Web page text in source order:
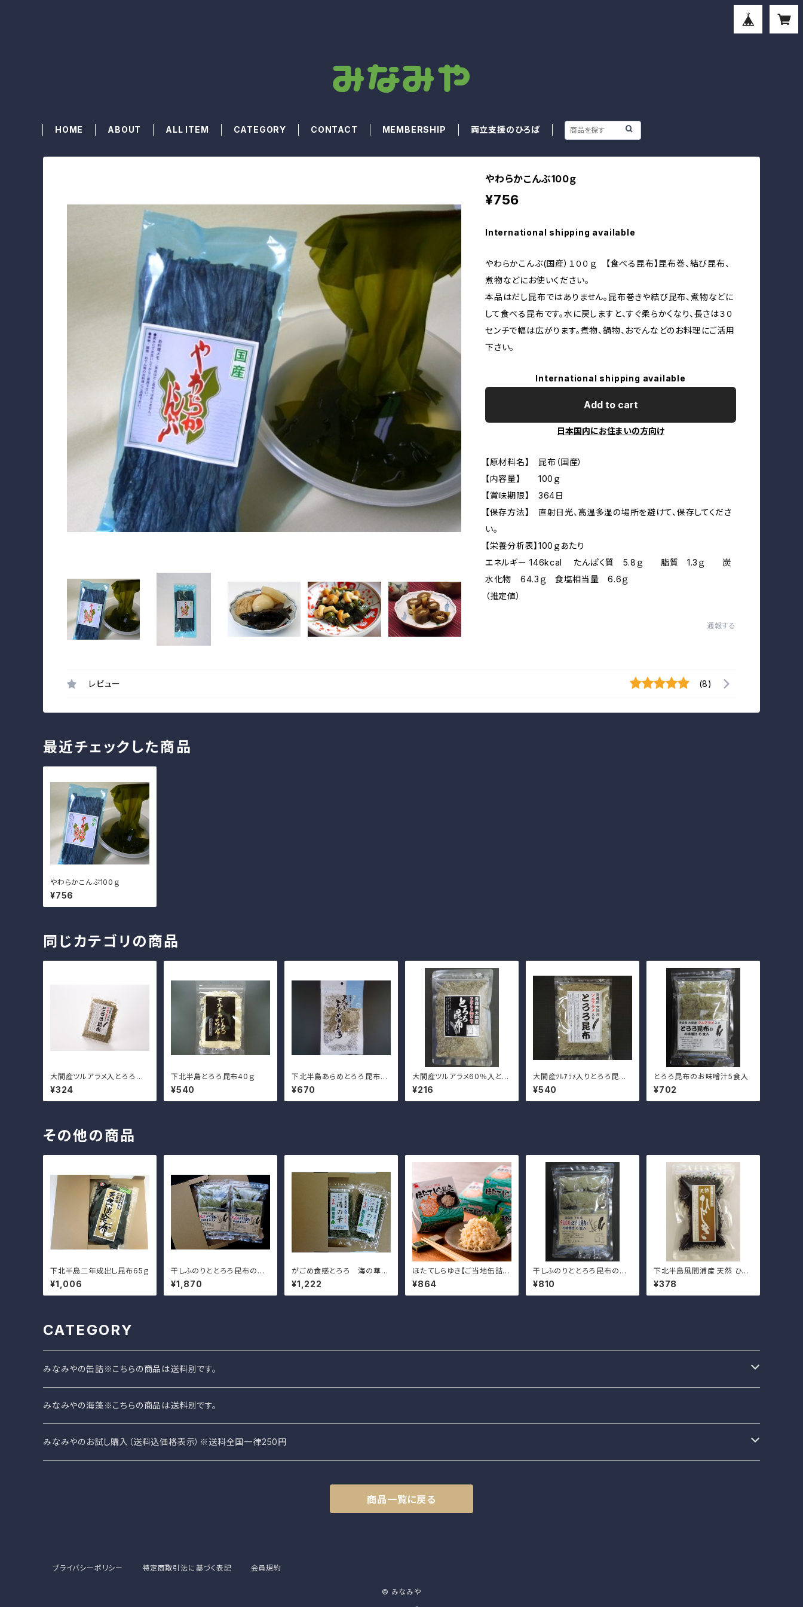
HOME ABOUT ALL ITEM CATEGORY CONTACT MEMBERSHIP 両立支援のひろば
やわらかこんぶ100ｇ
¥756
International shipping available
やわらかこんぶ(国産）１００ｇ 【食べる昆布】昆布巻、結び昆布、
煮物などにお使いください。
本品はだし昆布ではありません。昆布巻きや結び昆布、煮物などに
して食べる昆布です。水に戻しますと、すぐ柔らかくなり、長さは３０
センチで幅は広がります。煮物、鍋物、おでんなどのお料理にご活用
下さい。
International shipping available
Add to cart
日本国内にお住まいの方向け
【原材料名】 昆布（国産）
【内容量】 100ｇ
【賞味期限】 364日
【保存方法】 直射日光、高温多湿の場所を避けて、保存してくださ
い。
【栄養分析表】100ｇあたり
エネルギー 146kcal たんぱく質 5.8ｇ 脂質 1.3ｇ 炭
水化物 64.3ｇ 食塩相当量 6.6ｇ
（推定値）
通報する
レビュー (8)
最近チェックした商品
やわらかこんぶ100ｇ
¥756
同じカテゴリの商品
大間産ツルアラメ入とろろ昆
布22ｇ
¥324
下北半島とろろ昆布40ｇ
¥540
下北半島あらめとろろ昆布45
ｇ
¥670
大間産ツルアラメ60％入とろ
ろ昆布22ｇ
¥216
大間産ﾂﾙｱﾗﾒ入りとろろ昆布4
8ｇ
¥540
とろろ昆布のお味噌汁5食入
¥702
その他の商品
下北半島二年成出し昆布65ｇ
¥1,006
干しふのりととろろ昆布のお
味噌汁5食入×2袋
¥1,870
がごめ食感とろろ 海の華2
0ｇ×2袋
¥1,222
ほたてしらゆき【ご当地缶詰グ
ランプリ金賞受賞】
¥864
干しふのりととろろ昆布のお
味噌汁5食入
¥810
下北半島風間浦産 天然 ひじ
き 25g
¥378
CATEGORY
みなみやの缶詰※こちらの商品は送料別です。
みなみやのさば缶
みなみやオリジナル缶詰
みなみやの海藻※こちらの商品は送料別です。
みなみやのお試し購入（送料込価格表示）※送料全国一律250円
商品一覧に戻る
プライバシーポリシー 特定商取引法に基づく表記 会員規約
© みなみや